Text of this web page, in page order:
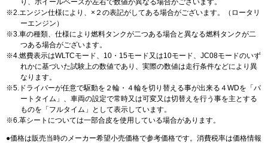
り、ホイールベースが左右で数値が異なる場合がございます。
2.エンジン仕様により、×２の表記がしてある場合がございます。（ロータリ
ーエンジン）
3.車の種類、仕様により燃料タンクが二つある場合と異なる燃料タンクが二
つある場合がございます。
4.燃費表示はWLTCモード、10・15モード又は10モード、JC08モードのいず
れかに基づいた試験上の数値であり、実際の数値は走行条件などにより異
なります。
5.ドライバーが任意で駆動を２輪・４輪を切り替える事が出来る４WDを「パ
ートタイム」、車両の設定で常時又は可変又は切替えを行う事を主とする
ものを「フルタイム」として表示しています。
6.革シートについては一部合皮を使用している場合があります。
価格は販売当時のメーカー希望小売価格で参考価格です。消費税率は価格情報